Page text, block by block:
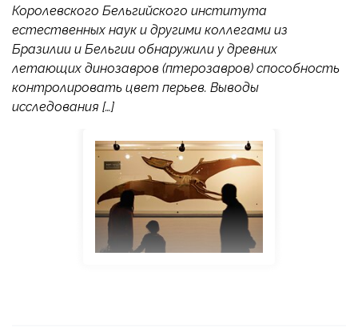
Королевского Бельгийского института
естественных наук и другими коллегами из
Бразилии и Бельгии обнаружили у древних
летающих динозавров (птерозавров) способность
контролировать цвет перьев. Выводы
исследования […]